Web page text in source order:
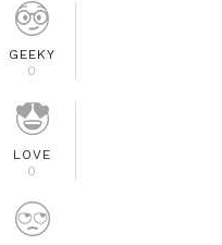
GEEKY
0
LOVE
0